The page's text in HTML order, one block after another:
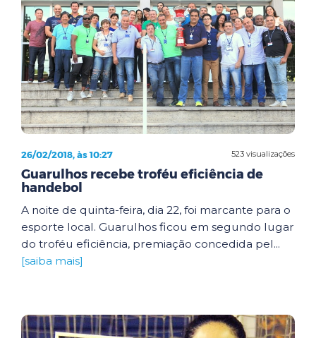
523 visualizações
26/02/2018, às 10:27
Guarulhos recebe troféu eficiência de
handebol
A noite de quinta-feira, dia 22, foi marcante para o
esporte local. Guarulhos ficou em segundo lugar
do troféu eficiência, premiação concedida pel...
[saiba mais]